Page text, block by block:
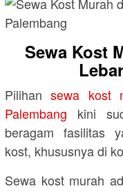
Sewa Kost
Pilihansewa kost
Palembang kini
beragam fasilitas
kost, khususnya di
Sewa kost murah